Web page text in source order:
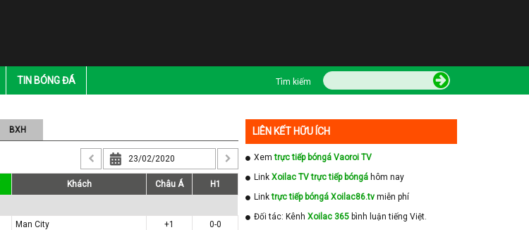
TIN BÓNG ĐÁ Tìm kiếm
BXH
Khách Châu Á H1
Man City +1
0-0
LIÊN KẾT HỮU ÍCH
Xemtrực tiếp bóngá Vaoroi TV
Link Xoilac TV trực tiếp bóngá hôm nay
Linktrực tiếp bóngá Xoilac86.tv miễn phí
Đối tác: Kênh Xoilac 365 bình luận tiếng Việt.